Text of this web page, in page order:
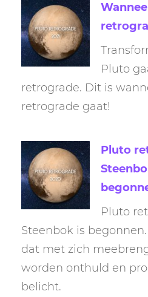
Pluto
retrograde. Dit is
retrograde gaat!
Pluto
Pluto
Steenbok is
dat met zich
worden onthuld en
belicht.